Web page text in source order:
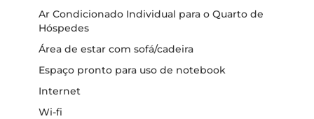
Ar Condicionado Individual para o Quarto de
Hóspedes
Área de estar com sofá/cadeira
Espaço pronto para uso de notebook
Internet
Wi-fi